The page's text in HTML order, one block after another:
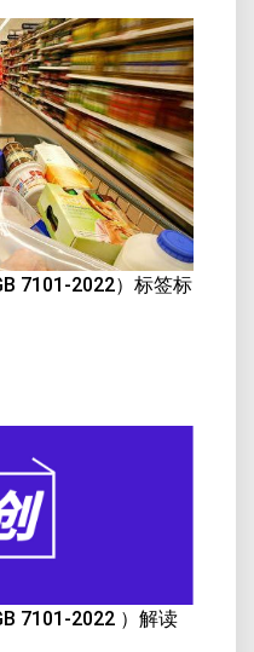
7101-2022）标签标
7101-2022 ）解读